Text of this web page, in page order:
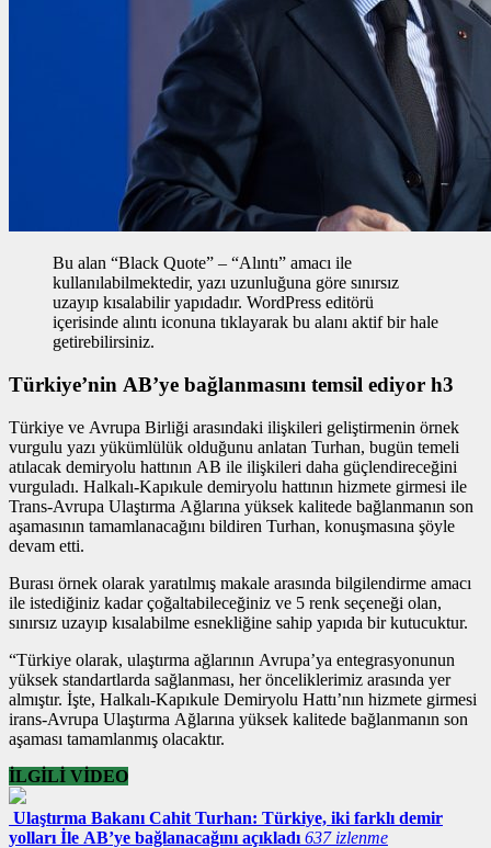
Bu alan “Black Quote” – “Alıntı” amacı ile
kullanılabilmektedir, yazı uzunluğuna göre sınırsız
uzayıp kısalabilir yapıdadır. WordPress editörü
içerisinde alıntı iconuna tıklayarak bu alanı aktif bir hale
getirebilirsiniz.
Türkiye’nin AB’ye bağlanmasını temsil ediyor h3
Türkiye ve Avrupa Birliği arasındaki ilişkileri geliştirmenin örnek
vurgulu yazı yükümlülük olduğunu anlatan Turhan, bugün temeli
atılacak demiryolu hattının AB ile ilişkileri daha güçlendireceğini
vurguladı. Halkalı-Kapıkule demiryolu hattının hizmete girmesi ile
Trans-Avrupa Ulaştırma Ağlarına yüksek kalitede bağlanmanın son
aşamasının tamamlanacağını bildiren Turhan, konuşmasına şöyle
devam etti.
Burası örnek olarak yaratılmış makale arasında bilgilendirme amacı
ile istediğiniz kadar çoğaltabileceğiniz ve 5 renk seçeneği olan,
sınırsız uzayıp kısalabilme esnekliğine sahip yapıda bir kutucuktur.
“Türkiye olarak, ulaştırma ağlarının Avrupa’ya entegrasyonunun
yüksek standartlarda sağlanması, her önceliklerimiz arasında yer
almıştır. İşte, Halkalı-Kapıkule Demiryolu Hattı’nın hizmete girmesi
irans-Avrupa Ulaştırma Ağlarına yüksek kalitede bağlanmanın son
aşaması tamamlanmış olacaktır.
İLGİLİ VİDEO
Ulaştırma Bakanı Cahit Turhan: Türkiye, iki farklı demir
yolları İle AB’ye bağlanacağını açıkladı 637 izlenme